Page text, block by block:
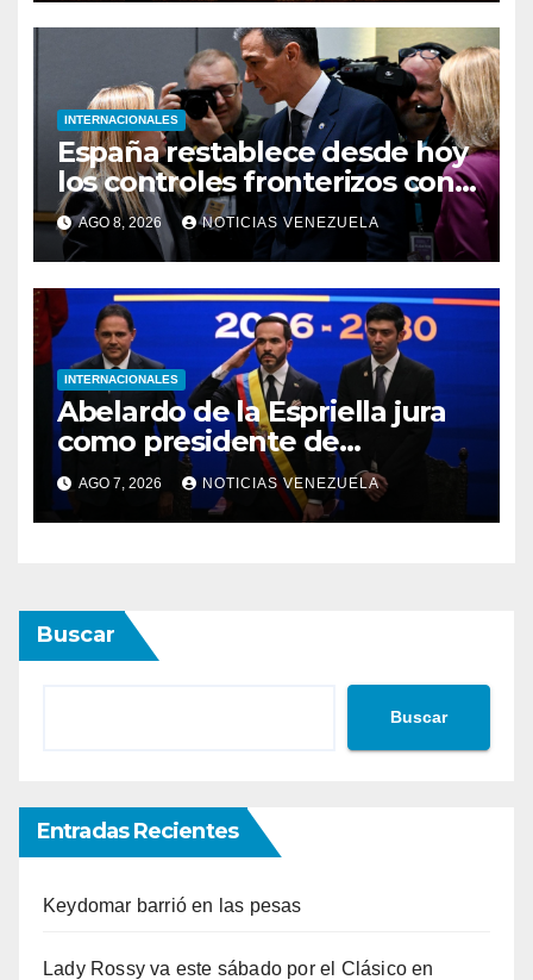
INTERNACIONALES
España restablece desde hoy
los controles fronterizos con
Italia tras el rechazo de Roma
a retirar las restricciones
AGO 8, 2026 NOTICIAS VENEZUELA
INTERNACIONALES
Abelardo de la Espriella jura
como presidente de
Colombia para el periodo
2026-2030
AGO 7, 2026 NOTICIAS VENEZUELA
Buscar
Buscar
Entradas Recientes
Keydomar barrió en las pesas
Lady Rossy va este sábado por el Clásico en